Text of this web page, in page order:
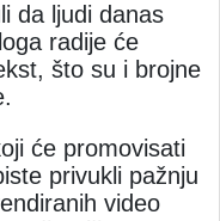
da ljudi danas
radije će
što su i brojne
će promovisati
privukli pažnju
video